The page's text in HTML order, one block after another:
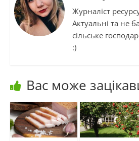
Журналіст
Актуальні та не
сільське
:)
Вас може